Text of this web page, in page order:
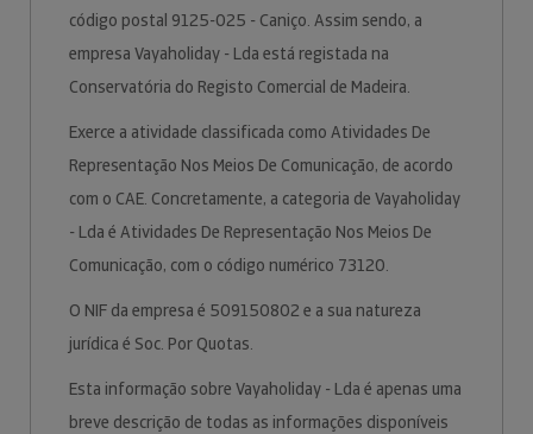
código postal 9125-025 - Caniço. Assim sendo, a
empresa Vayaholiday - Lda está registada na
Conservatória do Registo Comercial de Madeira.
Exerce a atividade classificada como Atividades De
Representação Nos Meios De Comunicação, de acordo
com o CAE. Concretamente, a categoria de Vayaholiday
- Lda é Atividades De Representação Nos Meios De
Comunicação, com o código numérico 73120.
O NIF da empresa é 509150802 e a sua natureza
jurídica é Soc. Por Quotas.
Esta informação sobre Vayaholiday - Lda é apenas uma
breve descrição de todas as informações disponíveis